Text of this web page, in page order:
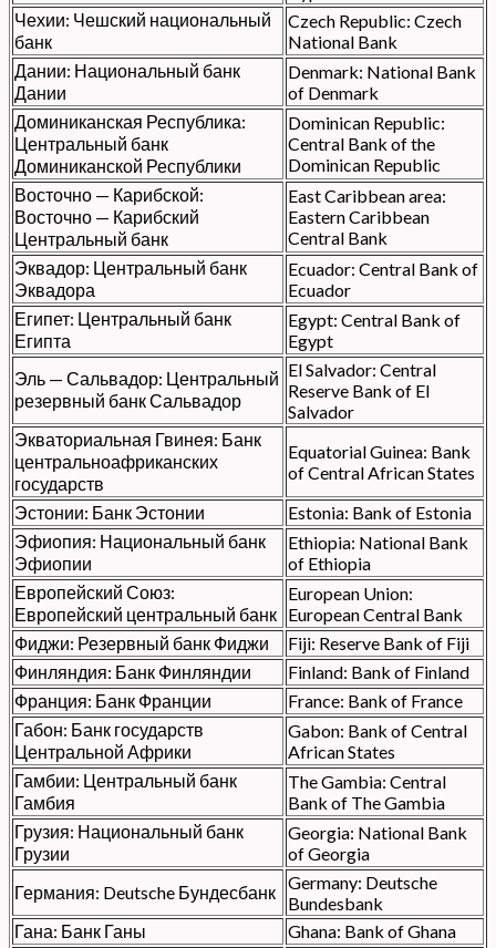
Чехии: Чешский национальный
банк
Czech Republic: Czech
National Bank
Дании: Национальный банк
Дании
Denmark: National Bank
of Denmark
Доминиканская Республика:
Центральный банк
Доминиканской Республики
Dominican Republic:
Central Bank of the
Dominican Republic
Восточно — Карибской:
Восточно — Карибский
Центральный банк
East Caribbean area:
Eastern Caribbean
Central Bank
Эквадор: Центральный банк
Эквадора
Ecuador: Central Bank of
Ecuador
Египет: Центральный банк
Египта
Egypt: Central Bank of
Egypt
Эль — Сальвадор: Центральный
резервный банк Сальвадор
El Salvador: Central
Reserve Bank of El
Salvador
Экваториальная Гвинея: Банк
центральноафриканских
государств
Equatorial Guinea: Bank
of Central African States
Эстонии: Банк Эстонии
Estonia: Bank of Estonia
Эфиопия: Национальный банк
Эфиопии
Ethiopia: National Bank
of Ethiopia
Европейский Союз:
Европейский центральный банк
European Union:
European Central Bank
Фиджи: Резервный банк Фиджи
Fiji: Reserve Bank of Fiji
Финляндия: Банк Финляндии
Finland: Bank of Finland
Франция: Банк Франции
France: Bank of France
Габон: Банк государств
Центральной Африки
Gabon: Bank of Central
African States
Гамбии: Центральный банк
Гамбия
The Gambia: Central
Bank of The Gambia
Грузия: Национальный банк
Грузии
Georgia: National Bank
of Georgia
Германия: Deutsche Бундесбанк Germany: Deutsche
Bundesbank
Гана: Банк Ганы
Ghana: Bank of Ghana